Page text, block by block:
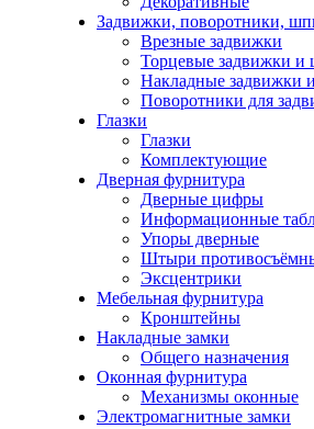
Задвижки, поворотники,
Врезные задвижки
Торцевые задвижки и
Накладные задвижки
Поворотники для
Глазки
Глазки
Комплектующие
Дверная фурнитура
Дверные цифры
Информационные
Упоры дверные
Штыри
Эксцентрики
Мебельная фурнитура
Кронштейны
Накладные замки
Общего назначения
Оконная фурнитура
Механизмы оконные
Электромагнитные замки